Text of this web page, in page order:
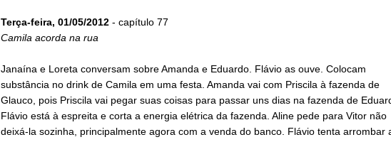
Terça-feira, 01/05/2012- capítulo 77
Camila acorda na rua
Janaína e Loreta conversam sobre Amanda e Eduardo. Flávio as ouve. Colocam
substância no drink de Camila em uma festa. Amanda vai com Priscila à fazenda de
Glauco, pois Priscila vai pegar suas coisas para passar uns dias na fazenda de
Flávio está à espreita e corta a energia elétrica da fazenda. Aline pede para Vitor não
deixá-la sozinha, principalmente agora com a venda do banco. Flávio tenta arrombar